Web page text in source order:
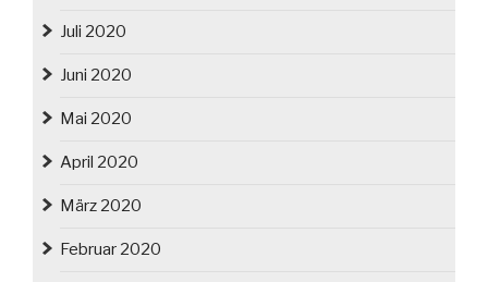
Juli 2020
Juni 2020
Mai 2020
April 2020
März 2020
Februar 2020